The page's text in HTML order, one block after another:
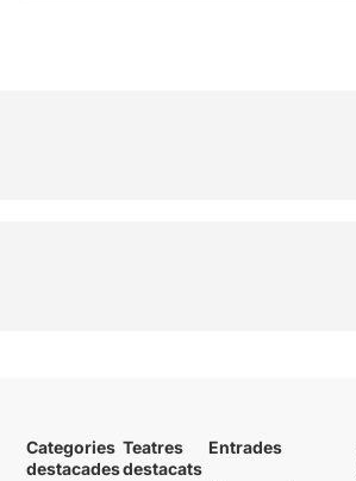
Categories
destacades
Teatres
destacats
Entrades